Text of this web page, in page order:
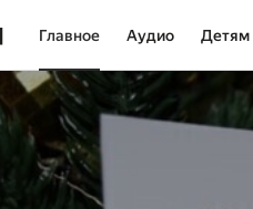
Главное Аудио Детям